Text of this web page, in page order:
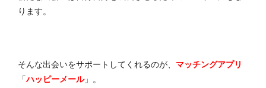
ります。
そんな出会いをサポートしてくれるのが、 マッチングアプリ
「ハッピーメール」。